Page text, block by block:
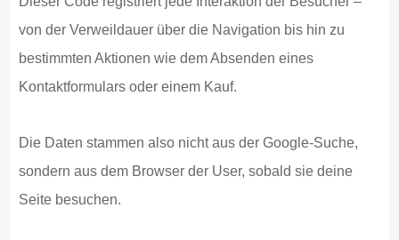
von der Verweildauer über die Navigation bis hin zu
bestimmten Aktionen wie dem Absenden eines
Kontaktformulars oder einem Kauf.
Die Daten stammen also nicht aus der Google-Suche,
sondern aus dem Browser der User, sobald sie deine
Seite besuchen.